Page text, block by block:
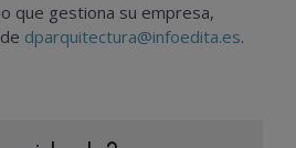
que gestiona su empresa,
dparquitectura@infoedita.es.